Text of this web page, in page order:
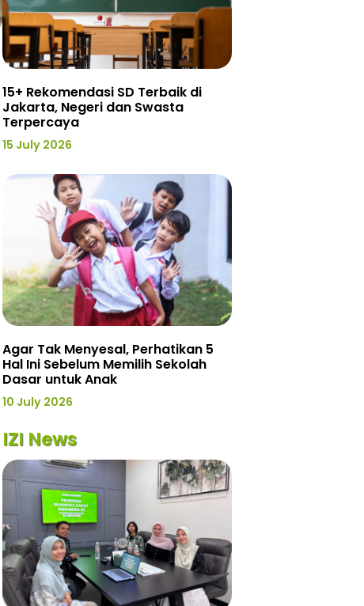
15+ Rekomendasi SD Terbaik di
Jakarta, Negeri dan Swasta
Terpercaya
15 July 2026
Agar Tak Menyesal, Perhatikan 5
Hal Ini Sebelum Memilih Sekolah
Dasar untuk Anak
10 July 2026
IZI News